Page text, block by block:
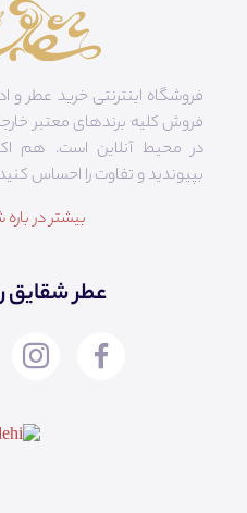
فروشگاه اینترنتی خرید عطر و
فروش کلیه برندهای معتبر
در محیط آنلاین است. هم‌
بپیوندید و تفاوت را احساس
بیشتر در
عطر شقایق